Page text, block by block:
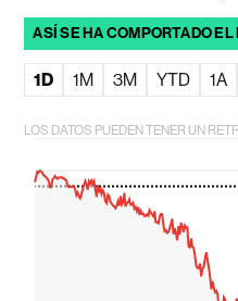
ASÍ SE HA COMPORTADO
1D 1M 3M YTD 1A
LOS DATOS PUEDEN TENER UN